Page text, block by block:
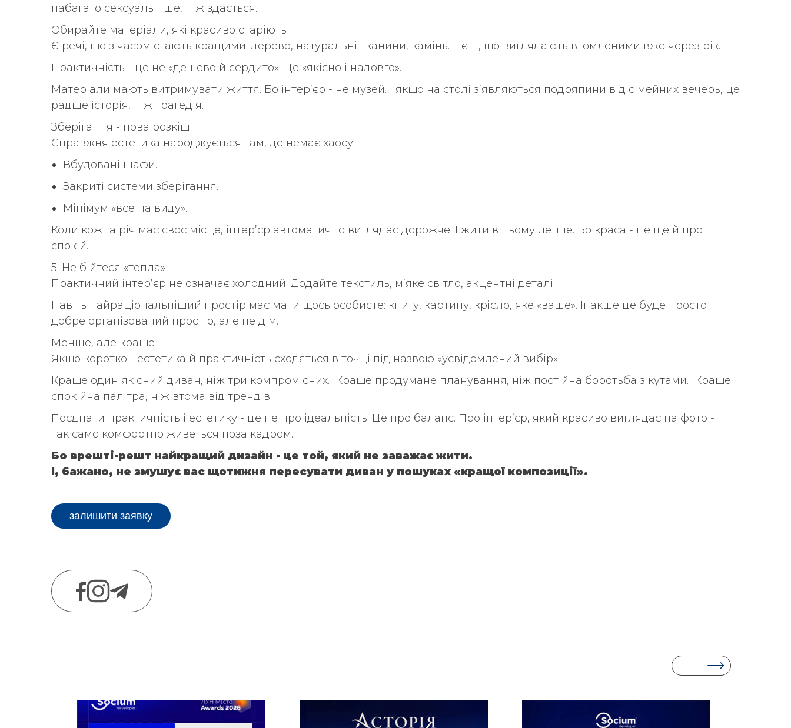
набагато сексуальніше, ніж здається.
Обирайте матеріали, які красиво старіють
Є речі, що з часом стають кращими: дерево, натуральні тканини, камінь. І є ті, що виглядають втомленими вже через рік.
Практичність - це не «дешево й сердито». Це «якісно і надовго».
Матеріали мають витримувати життя. Бо інтер’єр - не музей. І якщо на столі з’являються подряпини від сімейних вечерь, це
радше історія, ніж трагедія.
Зберігання - нова розкіш
Справжня естетика народжується там, де немає хаосу.
Вбудовані шафи.
Закриті системи зберігання.
Мінімум «все на виду».
Коли кожна річ має своє місце, інтер’єр автоматично виглядає дорожче. І жити в ньому легше. Бо краса - це ще й про
спокій.
5. Не бійтеся «тепла»
Практичний інтер’єр не означає холодний. Додайте текстиль, м’яке світло, акцентні деталі.
Навіть найраціональніший простір має мати щось особисте: книгу, картину, крісло, яке «ваше». Інакше це буде просто
добре організований простір, але не дім.
Менше, але краще
Якщо коротко - естетика й практичність сходяться в точці під назвою «усвідомлений вибір».
Краще один якісний диван, ніж три компромісних. Краще продумане планування, ніж постійна боротьба з кутами. Краще
спокійна палітра, ніж втома від трендів.
Поєднати практичність і естетику - це не про ідеальність. Це про баланс. Про інтер’єр, який красиво виглядає на фото - і
так само комфортно живеться поза кадром.
Бо врешті-решт найкращий дизайн - це той, який не заважає жити.
І, бажано, не змушує вас щотижня пересувати диван у пошуках «кращої композиції».
залишити заявку